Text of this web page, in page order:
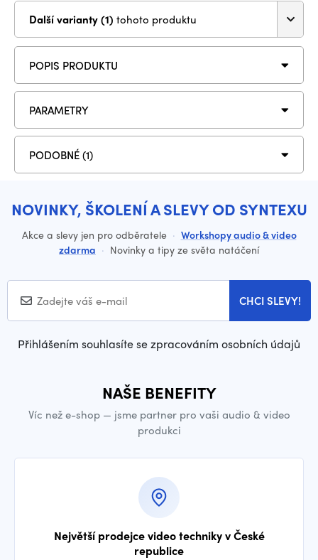
Další varianty (1) tohoto produktu
POPIS PRODUKTU
PARAMETRY
PODOBNÉ (1)
NOVINKY, ŠKOLENÍ A SLEVY OD SYNTEXU
Akce a slevy jen pro odběratele · Workshopy audio & video
zdarma · Novinky a tipy ze světa natáčení
CHCI SLEVY!
Přihlášením souhlasíte se zpracováním osobních údajů
NAŠE BENEFITY
Víc než e-shop — jsme partner pro vaši audio & video
produkci
Největší prodejce video techniky v České
republice